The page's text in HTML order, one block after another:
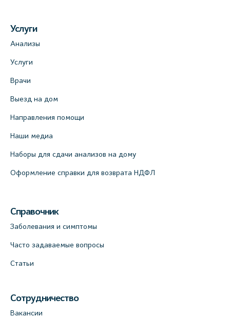
Услуги
Анализы
Услуги
Врачи
Выезд на дом
Направления помощи
Наши медиа
Наборы для сдачи анализов на дому
Оформление справки для возврата НДФЛ
Справочник
Заболевания и симптомы
Часто задаваемые вопросы
Статьи
Сотрудничество
Вакансии